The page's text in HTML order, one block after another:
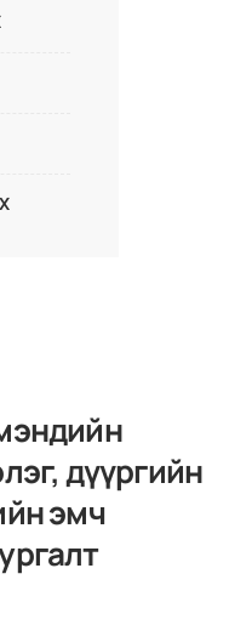
дүүргийн
эмч